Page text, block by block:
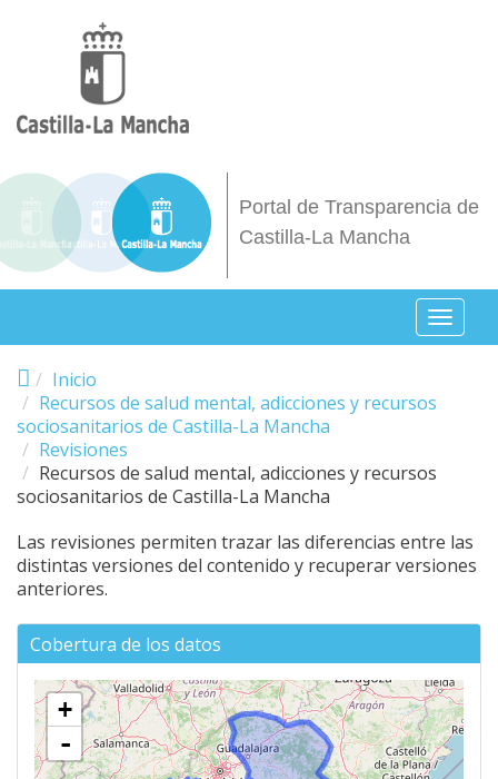
Portal de Transparencia de
Castilla-La Mancha
Toggle
Inicio
Recursos de salud mental, adicciones y recursos
sociosanitarios de Castilla-La Mancha
Revisiones
Recursos de salud mental, adicciones y recursos
sociosanitarios de Castilla-La Mancha
Las revisiones permiten trazar las diferencias entre las
distintas versiones del contenido y recuperar versiones
anteriores.
Cobertura de los datos
+
-